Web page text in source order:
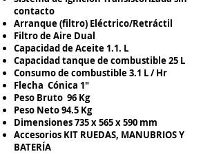
contacto
Arranque (filtro) Eléctrico/Retráctil
Filtro de Aire Dual
Capacidad de Aceite 1.1. L
Capacidad tanque de combustible 25 L
Consumo de combustible 3.1 L / Hr
Flecha Cónica 1"
Peso Bruto 96 Kg
Peso Neto 94.5 Kg
Dimensiones 735 x 565 x 590 mm
Accesorios KIT RUEDAS, MANUBRIOS Y
BATERÍA